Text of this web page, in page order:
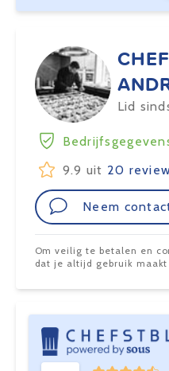
Lid
9.9 uit 20
Neem
Om veilig te betalen en
dat je altijd gebruik maakt